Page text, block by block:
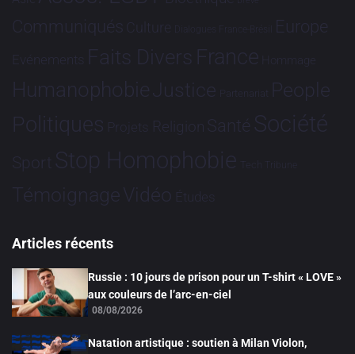
Communiqués Culture Dialogues France-Brésil Europe
Evénements Faits Divers France Hommage
HumanophobieJustice Partenariat People
Politiques Projets Religion Santé Société
Sport Stop Homophobie Tech Tribune
TémoignageVidéo Études
Articles récents
Russie : 10 jours de prison pour un T-shirt « LOVE »
aux couleurs de l’arc-en-ciel
08/08/2026
Natation artistique : soutien à Milan Violon,